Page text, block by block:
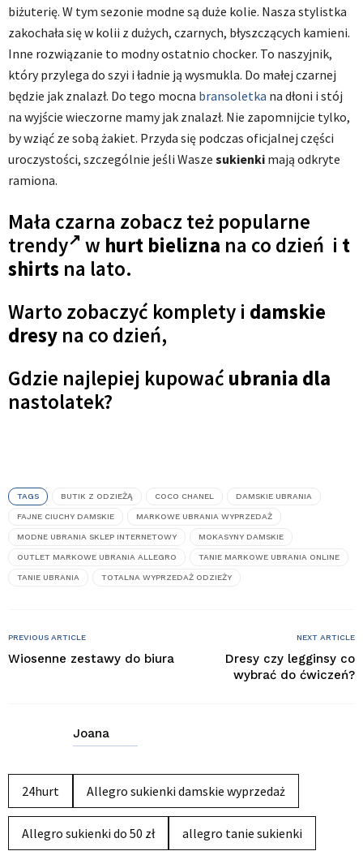
biżuterię. W tym sezonie modne są duże kolie. Nasza stylistka
zakochała się w kolii z dużych, czarnych, błyszczących kamieni.
Inne rozwiązanie to modny ostatnio chocker. To naszyjnik,
który przylega do szyi i ładnie ją wysmukla. Do małej czarnej
będzie jak znalazł. Do tego mocna bransoletka na dłoni i stój
na wyjście wieczorne mamy jak znalazł. Nie zapomnijcie tylko,
by wziąć ze sobą żakiet. Przyda się podczas oficjalnej części
uroczystości, szczególnie jeśli Wasze sukienki mają odkryte
ramiona.
Mała czarna zobacz też popularne
trendy
w hurt bielizna na co dzień i t
shirts na lato.
Warto zobaczyć komplety i damskie
dresy na co dzień,
Gdzie najlepiej kupować ubrania dla
nastolatek?
TAGS BUTIK Z ODZIEŻĄ COCO CHANEL DAMSKIE UBRANIA
FAJNE CIUCHY DAMSKIE MARKOWE UBRANIA WYPRZEDAŻ
MODNE UBRANIA SKLEP INTERNETOWY MOKASYNY DAMSKIE
OUTLET MARKOWE UBRANIA ALLEGRO TANIE MARKOWE UBRANIA ONLINE
TANIE UBRANIA TOTALNA WYPRZEDAŻ ODZIEŻY
PREVIOUS ARTICLE
Wiosenne zestawy do biura
NEXT ARTICLE
Dresy czy legginsy co
wybrać do ćwiczeń?
Joana
24hurt Allegro sukienki damskie wyprzedaż
Allegro sukienki do 50 zł allegro tanie sukienki